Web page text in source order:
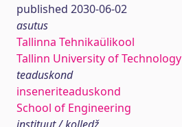
published 2030-06-02
asutus
Tallinna Tehnikaülikool
Tallinn University of Technology
teaduskond
inseneriteaduskond
School of Engineering